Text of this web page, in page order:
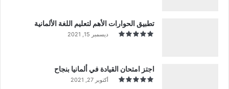
تطبيق الحوارات الأهم لتعليم اللغة الألمانية
ديسمبر 15, 2021
اجتز امتحان القيادة في ألمانيا بنجاح
أكتوبر 27, 2021